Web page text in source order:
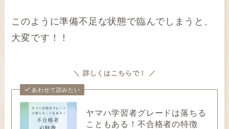
このように準備不足な状態で臨んでしまうと、
大変です！！
＼ 詳しくはこちらで！ ／
あわせて読みたい
ヤマハ学習者グレードは落ちる
こともある！不合格者の特徴